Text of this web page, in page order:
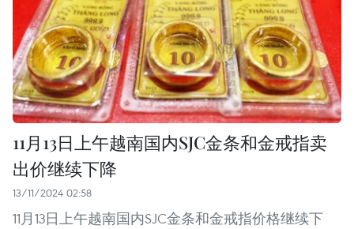
11月13日上午越南国内SJC金条和金戒指卖
出价继续下降
13/11/2024 02:58
11月13日上午越南国内SJC金条和金戒指价格继续下